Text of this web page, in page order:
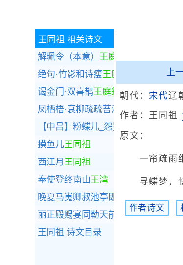
上
朝代：宋代辽
作者： 王同祖
原文：
一帘疏雨细
寻蝶梦，怯
作者诗文
王同祖 相关诗文
解珮令（本意） 王庭珪
绝句·竹影和诗瘦王庭筠
谒金门·双喜鹊王庭筠
凤栖梧·衰柳疏疏苔满地 王庭筠
【中吕】粉蝶儿_怨别银烛高
摸鱼儿王同祖
西江月 王同祖
奉使登终南山王湾
晚夏马嵬卿叔池亭即事寄京都一二知己
丽正殿赐宴同勒天前烟年四韵应制 王
王同祖 诗文目录